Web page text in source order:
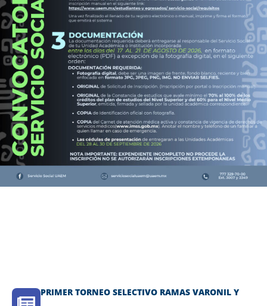
PRIMER TORNEO SELECTIVO RAMAS VARONIL Y